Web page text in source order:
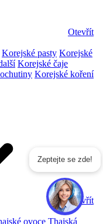
Otevřít
Korejské pasty Korejské
Korejské čaje
Korejské koření
Otevřít
ovoce Thajská
Zeptejte se zde!